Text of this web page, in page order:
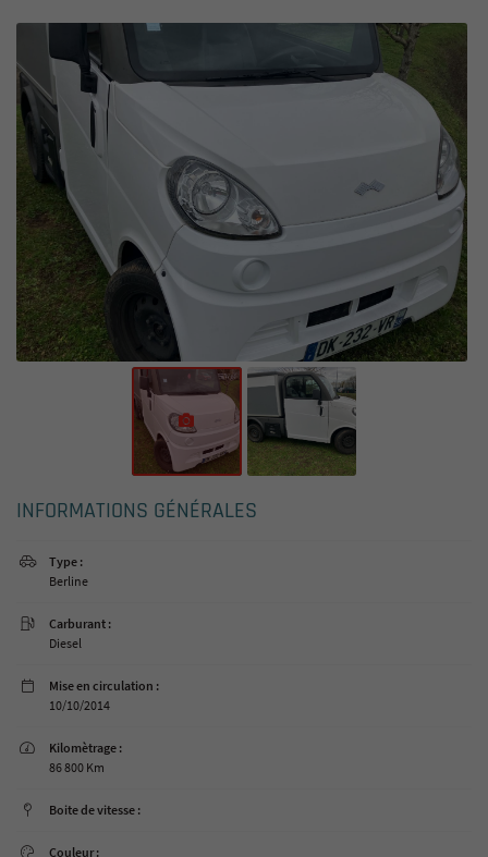
En cochant cette case, vous consentez à recevoir nos propositions commerciales à l'adresse
email indiqué ci-dessus. Vous pouvez vous désinscrire à tout moment en utilisant
formulaire de désinscription
INSCRIPTION
INFORMATIONS GÉNÉRALES

Type :
Berline

Carburant :
Diesel

Mise en circulation :
10/10/2014

Kilomètrage :
86 800 Km
 Boite de vitesse :

Couleur :